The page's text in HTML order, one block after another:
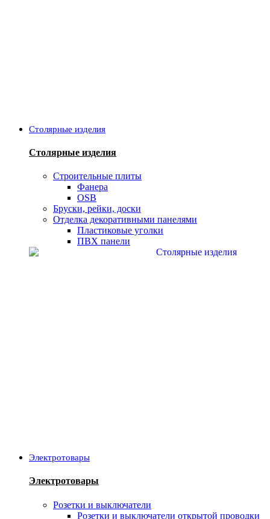
Столярные изделия
Столярные изделия
Строительные плиты
Фанера
OSB
Бруски, рейки, доски
Отделка декоративными панелями
Пластиковые уголки
ПВХ панели
Электротовары
Электротовары
Розетки и выключатели
Розетки и выключатели открытой проводки